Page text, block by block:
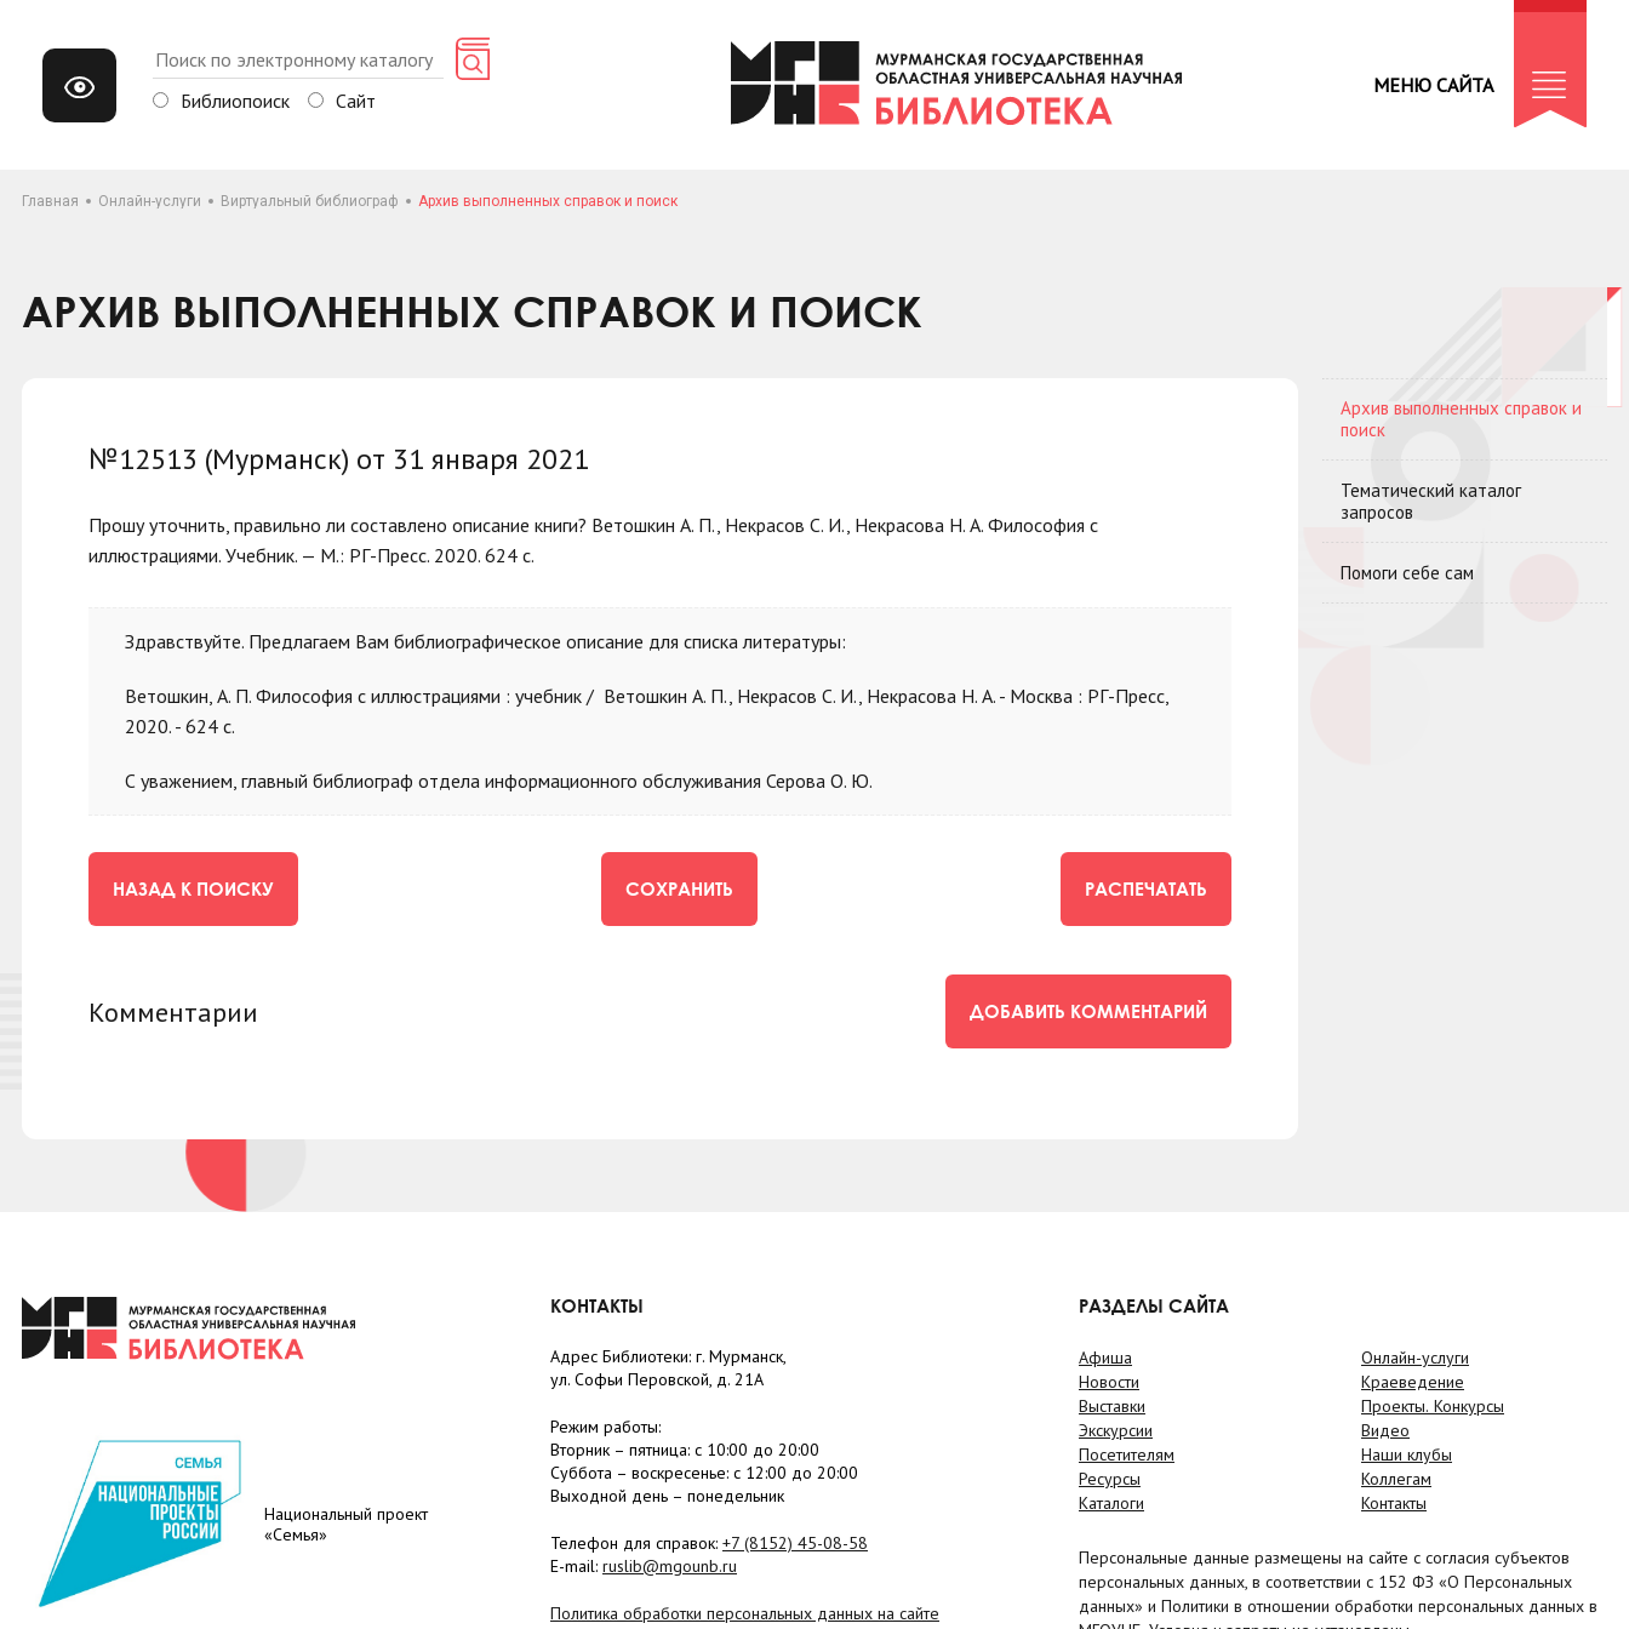
Библиопоиск Сайт
МЕНЮ САЙТА
Главная Онлайн-услуги Виртуальный библиограф Архив выполненных справок и поиск
АРХИВ ВЫПОЛНЕННЫХ СПРАВОК И ПОИСК
№12513 (Мурманск) от 31 января 2021
Прошу уточнить, правильно ли составлено описание книги? Ветошкин А. П., Некрасов С. И., Некрасова Н. А. Философия с
иллюстрациями. Учебник. — М.: РГ-Пресс. 2020. 624 с.
Здравствуйте. Предлагаем Вам библиографическое описание для списка литературы:
Ветошкин, А. П. Философия с иллюстрациями : учебник / Ветошкин А. П., Некрасов С. И., Некрасова Н. А. - Москва : РГ-Пресс,
2020. - 624 с.
С уважением, главный библиограф отдела информационного обслуживания Серова О. Ю.
НАЗАД К ПОИСКУ СОХРАНИТЬ РАСПЕЧАТАТЬ
Комментарии ДОБАВИТЬ КОММЕНТАРИЙ
Архив выполненных справок и
поиск
Тематический каталог
запросов
Помоги себе сам
Национальный проект
«Семья»
КОНТАКТЫ
Адрес Библиотеки: г. Мурманск,
ул. Софьи Перовской, д. 21А
Режим работы:
Вторник – пятница: с 10:00 до 20:00
Суббота – воскресенье: c 12:00 до 20:00
Выходной день – понедельник
Телефон для справок: +7 (8152) 45-08-58
E-mail: ruslib@mgounb.ru
Политика обработки персональных данных на сайте
РАЗДЕЛЫ САЙТА
Афиша
Новости
Выставки
Экскурсии
Посетителям
Ресурсы
Каталоги
Онлайн-услуги
Краеведение
Проекты. Конкурсы
Видео
Наши клубы
Коллегам
Контакты
Персональные данные размещены на сайте с согласия субъектов
персональных данных, в соответствии с 152 ФЗ «О Персональных
данных» и Политики в отношении обработки персональных данных в